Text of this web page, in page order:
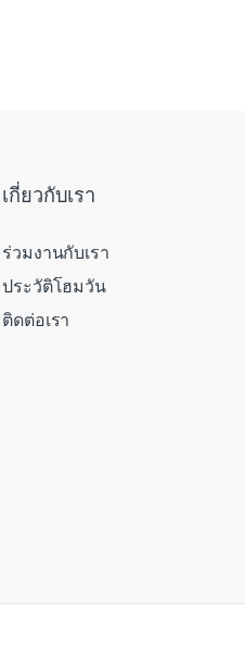
เกี่ยวกับเรา
ร่วมงานกับเรา
ประวัติโฮมวัน
ติดต่อเรา